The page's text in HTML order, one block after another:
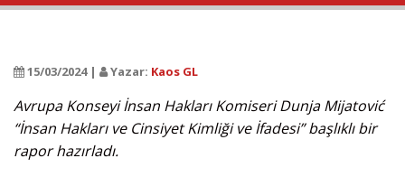
15/03/2024 | Yazar: Kaos GL
Avrupa Konseyi İnsan Hakları Komiseri Dunja Mijatović
“İnsan Hakları ve Cinsiyet Kimliği ve İfadesi” başlıklı bir
rapor hazırladı.